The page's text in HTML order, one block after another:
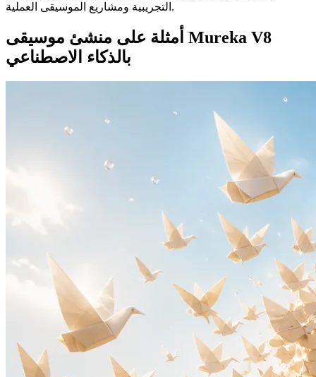
التجريبية ومشاريع الموسيقى العملية.
أمثلة على منشئ موسيقى Mureka V8
بالذكاء الاصطناعي